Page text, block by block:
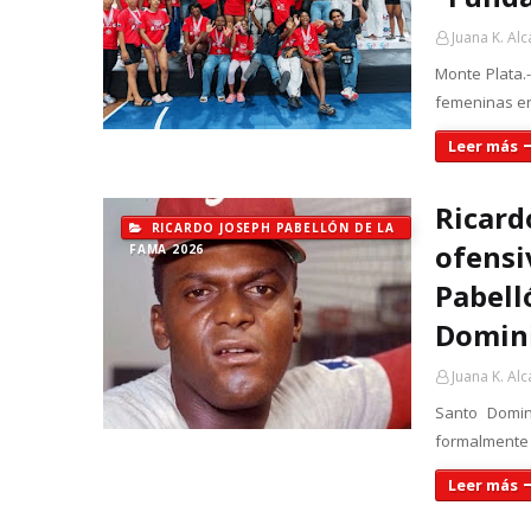
Juana K.
Monte
femeninas
Leer más
RICARDO JOSEPH PABELLÓN DE LA
FAMA 2026
Juana K.
Santo
formalmente
Leer más